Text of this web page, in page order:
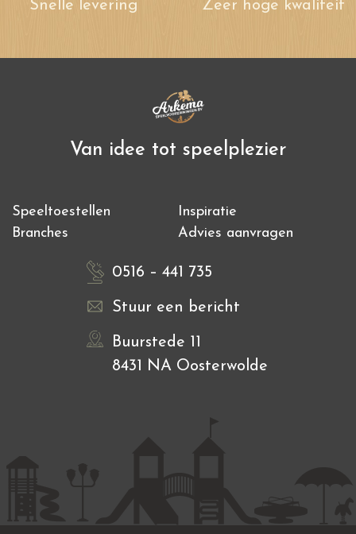
Snelle levering Zeer hoge kwaliteit
Van idee tot speelplezier
Speeltoestellen
Inspiratie
Branches
Advies aanvragen
0516 – 441 735
Stuur een bericht
Buurstede 11
8431 NA Oosterwolde